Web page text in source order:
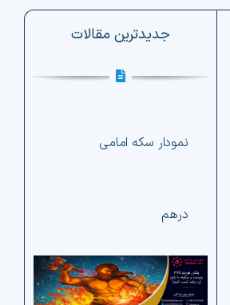
جدیدترین مقالات
نمودار سکه امامی
درهم